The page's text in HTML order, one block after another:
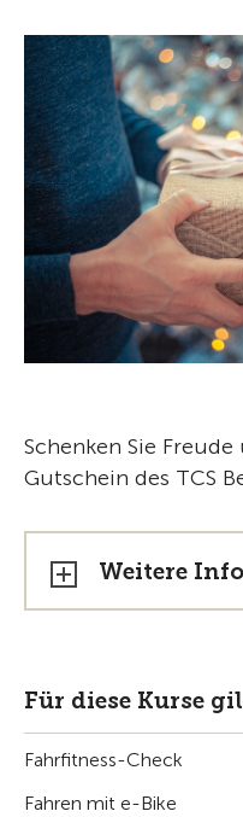
Schenken Sie
Gutschein des TCS
Weitere
Für diese Kurse
Fahrfitness-Check
Fahren mit e-Bike